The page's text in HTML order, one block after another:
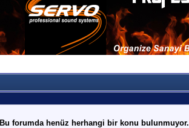
Bu forumda henüz herhangi bir konu bulunmuyor.